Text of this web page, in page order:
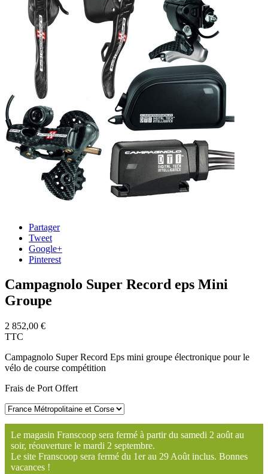
Partager
Tweet
Google+
Pinterest
Campagnolo Super Record eps Mini
Groupe
2 852,00 €
TTC
Campagnolo Super Record Eps mini groupe électronique pour le
vélo de course compétition
Frais de Port Offert
Le magasin Franscoop sera fermé à partir du samedi 2 août au
soir, réouverture le mardi 2 septembre.
Le site Franscoop sera fermé du 1er au 29 Août inclus. Bonnes
vacances !